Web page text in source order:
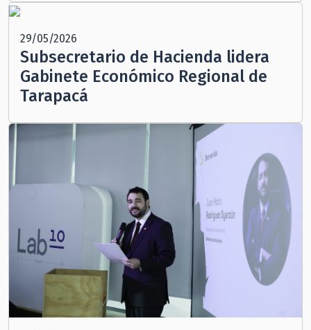
29/05/2026
Subsecretario de Hacienda lidera
Gabinete Económico Regional de
Tarapacá